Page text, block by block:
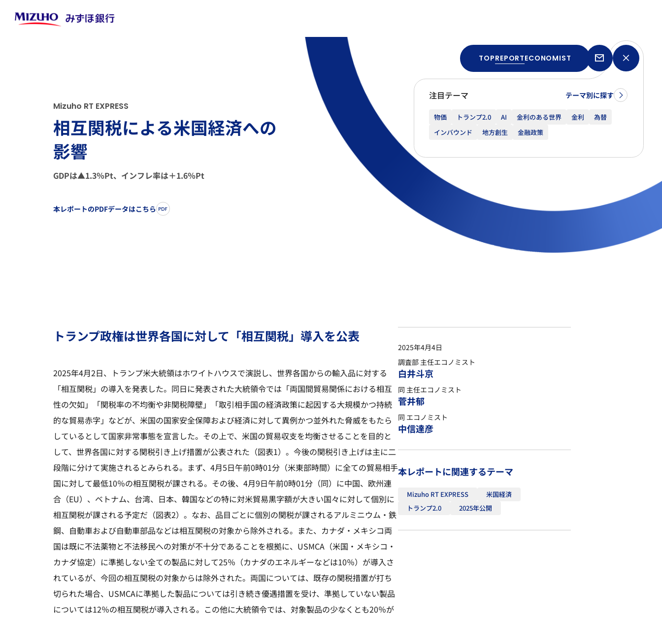
TOPREPORTECONOMIST
注目テーマ テーマ別に探す
物価 トランプ2.0 AI 金利のある世界 金利
為替
インバウンド
地方創生 金融政策
Mizuho RT EXPRESS
相互関税による米国経済への
影響
GDPは▲1.3％Pt、インフレ率は＋1.6％Pt
本レポートのPDFデータはこちら
トランプ政権は世界各国に対して「相互関税」導入を公表
2025年4月2日、トランプ米大統領はホワイトハウスで演説し、世界各国からの輸入品に対する
「相互関税」の導入を発表した。同日に発表された大統領令では「両国間貿易関係における相互
性の欠如」「関税率の不均衡や非関税障壁」「取引相手国の経済政策に起因する大規模かつ持続
的な貿易赤字」などが、米国の国家安全保障および経済に対して異例かつ並外れた脅威をもたら
しているとして国家非常事態を宣言した。その上で、米国の貿易収支を均衡させることを目的と
して、世界各国に対する関税引き上げ措置が公表された（図表1）。今後の関税引き上げは主に二
段階に分けて実施されるとみられる。まず、4月5日午前0時01分（米東部時間）に全ての貿易相手
国に対して最低10％の相互関税が課される。その後、4月9日午前0時01分（同）に中国、欧州連
合（EU）、ベトナム、台湾、日本、韓国などの特に対米貿易黒字額が大きい国々に対して個別に
相互関税が課される予定だ（図表2）。なお、品目ごとに個別の関税が課されるアルミニウム・鉄
鋼、自動車および自動車部品などは相互関税の対象から除外される。また、カナダ・メキシコ両
国は既に不法薬物と不法移民への対策が不十分であることを根拠に、USMCA（米国・メキシコ・
カナダ協定）に準拠しない全ての製品に対して25％（カナダのエネルギーなどは10％）が導入さ
れているが、今回の相互関税の対象からは除外された。両国については、既存の関税措置が打ち
切られた場合、USMCAに準拠した製品については引き続き優遇措置を受け、準拠していない製品
については12％の相互関税が導入される。この他に大統領令では、対象製品の少なくとも20％が
2025年4月4日
調査部 主任エコノミスト
白井斗京
同 主任エコノミスト
菅井郁
同 エコノミスト
中信達彦
本レポートに関連するテーマ
Mizuho RT EXPRESS
米国経済
トランプ2.0
2025年公開